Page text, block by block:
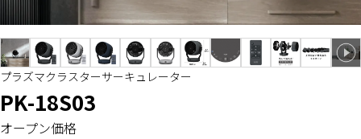
プラズマクラスターサーキュレーター
PK-18S03
オープン価格